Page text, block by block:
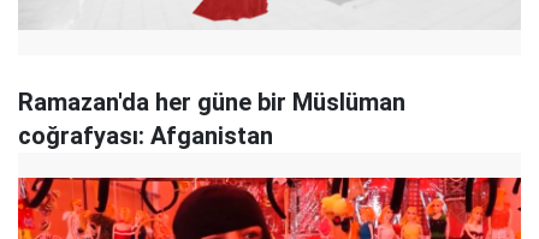
Ramazan'da her güne bir Müslüman
coğrafyası: Afganistan